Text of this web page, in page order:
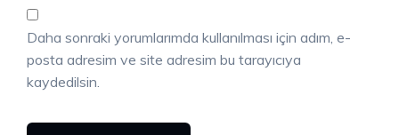
Daha sonraki yorumlarımda kullanılması için adım, e-
posta adresim ve site adresim bu tarayıcıya
kaydedilsin.